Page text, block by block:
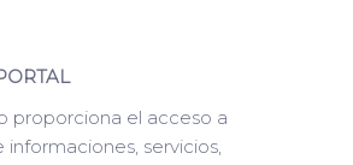
proporciona el acceso a
servicios,